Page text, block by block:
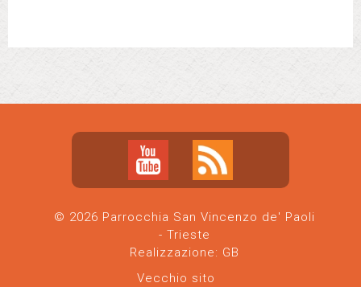
© 2026 Parrocchia San Vincenzo de' Paoli
- Trieste
Realizzazione: GB
Vecchio sito